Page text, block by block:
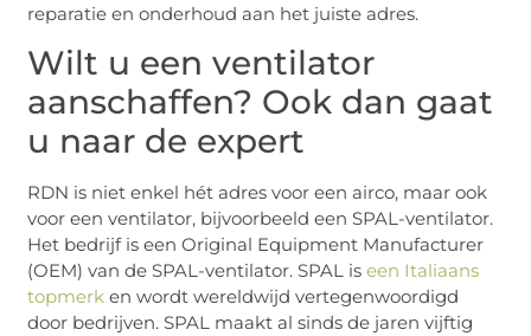
reparatie en onderhoud aan het juiste adres.
Wilt u een ventilator
aanschaffen? Ook dan gaat
u naar de expert
RDN is niet enkel hét adres voor een airco, maar ook
voor een ventilator, bijvoorbeeld een SPAL-ventilator.
Het bedrijf is een Original Equipment Manufacturer
(OEM) van de SPAL-ventilator. SPAL iseen Italiaans
topmerk en wordt wereldwijd vertegenwoordigd
door bedrijven. SPAL maakt al sinds de jaren vijftig